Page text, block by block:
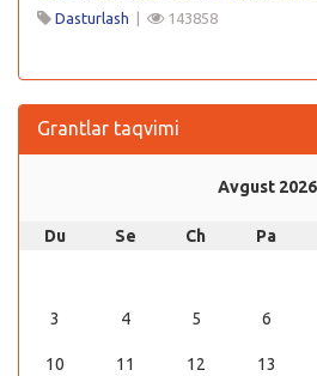
Dasturlash | 143858
Grantlar taqvimi
Avgust 2026
Du Se Ch Pa
3 4 5 6
10 11 12 13